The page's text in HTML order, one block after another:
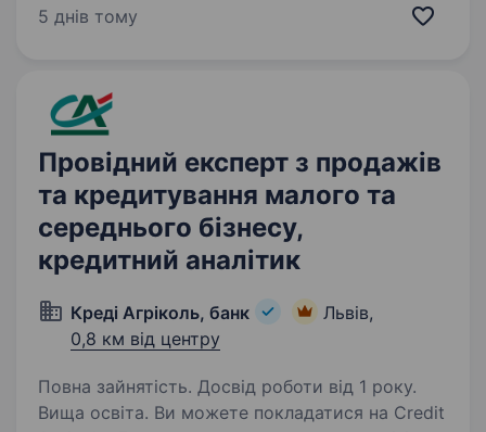
доставку посилок, документів та вантажів
5 днів тому
Провідний експерт з продажів
та кредитування малого та
середнього бізнесу,
кредитний аналітик
Креді Агріколь, банк
Львів,
0,8 км від центру
Повна зайнятість. Досвід роботи від 1 року.
Вища освіта. Ви можете покладатися на Credit